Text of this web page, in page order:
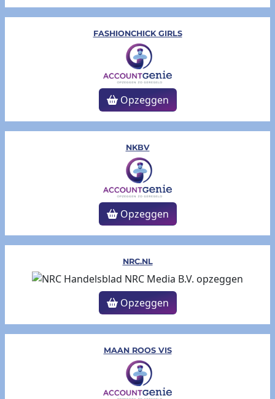
FASHIONCHICK GIRLS
Opzeggen
NKBV
Opzeggen
NRC.NL
Opzeggen
MAAN ROOS VIS